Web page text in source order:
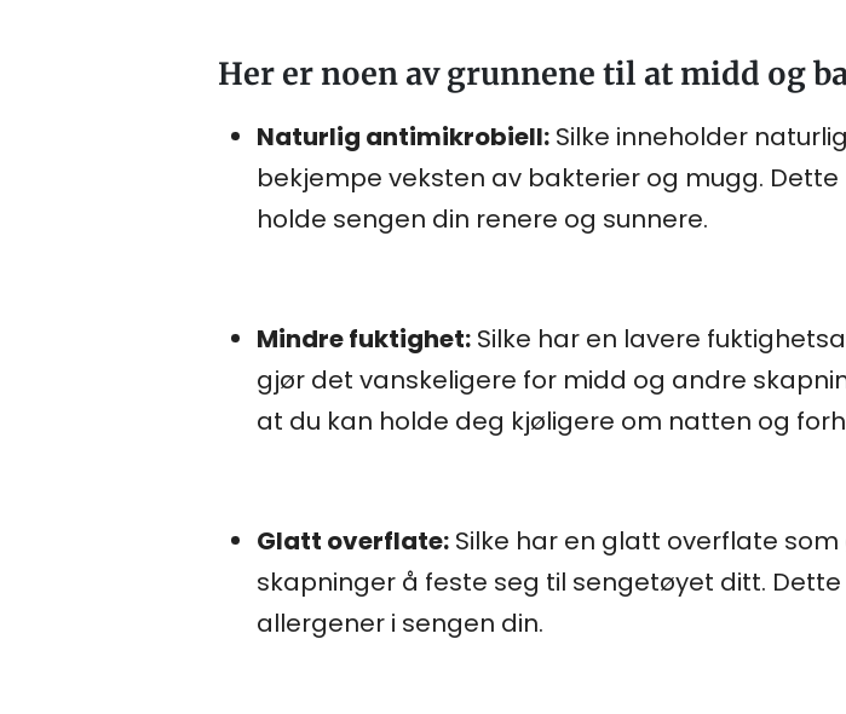
Her er noen av grunnene til at midd og
Naturlig antimikrobiell: Silke inneholder
bekjempe veksten av bakterier og mugg.
holde sengen din renere og sunnere.
Mindre fuktighet: Silke har en lavere
gjør det vanskeligere for midd og andre
at du kan holde deg kjøligere om natten og
Glatt overflate: Silke har en glatt overflate
skapninger å feste seg til sengetøyet ditt.
allergener i sengen din.